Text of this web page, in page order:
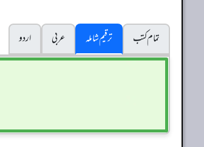
تمام کتب
ترقیم شاملہ عربی
اردو